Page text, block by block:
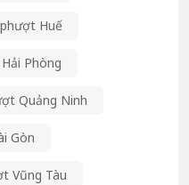
phượt Huế
Phòng
Quảng Ninh
Gòn
Vũng Tàu